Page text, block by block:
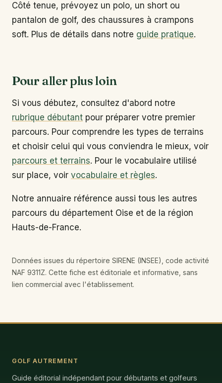
Côté tenue, prévoyez un polo, un short ou
pantalon de golf, des chaussures à crampons
soft. Plus de détails dans notre guide pratique.
Pour aller plus loin
Si vous débutez, consultez d'abord notre
rubrique débutant pour préparer votre premier
parcours. Pour comprendre les types de terrains
et choisir celui qui vous conviendra le mieux, voir
parcours et terrains. Pour le vocabulaire utilisé
sur place, voir vocabulaire et règles.
Notre annuaire référence aussi tous les autres
parcours du département Oise et de la région
Hauts-de-France.
Données issues du répertoire SIRENE (INSEE), code activité
NAF 9311Z. Cette fiche est éditoriale et informative, sans
lien commercial avec l'établissement.
GOLF AUTREMENT
Guide éditorial indépendant pour débutants et golfeurs